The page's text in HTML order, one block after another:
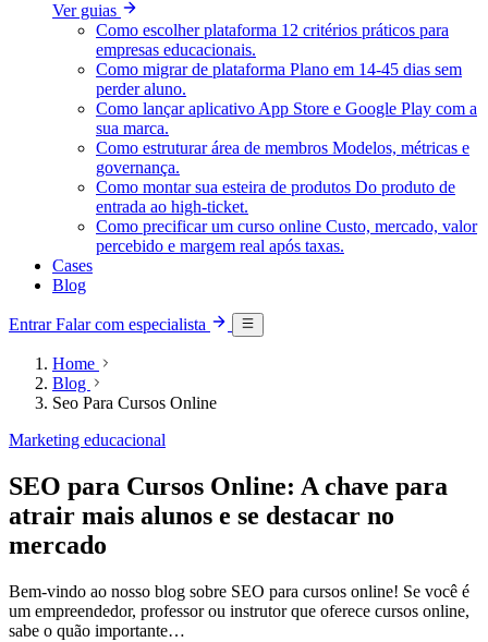
Ver guias
Como escolher plataforma 12 critérios práticos para
empresas educacionais.
Como migrar de plataforma Plano em 14-45 dias sem
perder aluno.
Como lançar aplicativo App Store e Google Play com a
sua marca.
Como estruturar área de membros Modelos, métricas e
governança.
Como montar sua esteira de produtos Do produto de
entrada ao high-ticket.
Como precificar um curso online Custo, mercado, valor
percebido e margem real após taxas.
Cases
Blog
EntrarFalar com especialista
Home
Blog
Seo Para Cursos Online
Marketing educacional
SEO para Cursos Online: A chave para
atrair mais alunos e se destacar no
mercado
Bem-vindo ao nosso blog sobre SEO para cursos online! Se você é
um empreendedor, professor ou instrutor que oferece cursos online,
sabe o quão importante…